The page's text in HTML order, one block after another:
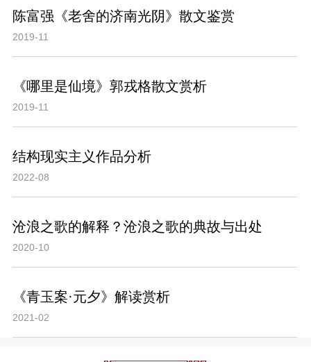
陈富强《老舍的济南光阴》散文鉴赏
2019-11
《哪里是仙境》郭戎格散文赏析
2019-11
结构现实主义作品分析
2022-08
沧浪之歌的解释？沧浪之歌的典故与出处
2020-10
《青玉案·元夕》解读赏析
2021-02